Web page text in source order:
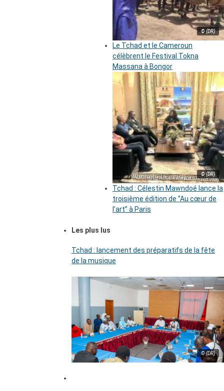
© (DR)
Le Tchad et le Cameroun
célèbrent le Festival Tokna
Massana à Bongor
© (DR)
Tchad : Célestin Mawndoé lance la
troisième édition de ‘’Au cœur de
l’art’’ à Paris
Les plus lus
Tchad : lancement des préparatifs de la fête
de la musique
© (DR)